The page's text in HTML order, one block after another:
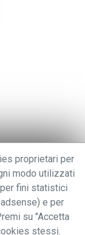
proprietari per
modo utilizzati
fini statistici
e per
su "Accetta
stessi.